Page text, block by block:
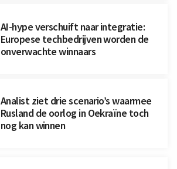
AI-hype verschuift naar integratie:
Europese techbedrijven worden de
onverwachte winnaars
Analist ziet drie scenario’s waarmee
Rusland de oorlog in Oekraïne toch
nog kan winnen